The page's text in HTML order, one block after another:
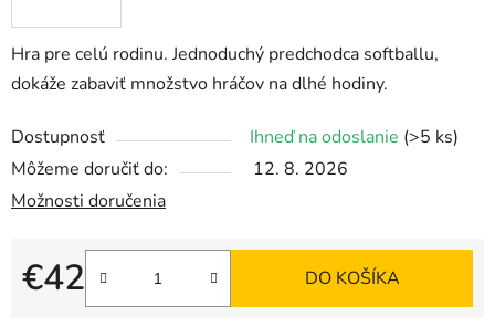
Hra pre celú rodinu. Jednoduchý predchodca softballu,
dokáže zabaviť množstvo hráčov na dlhé hodiny.
Dostupnosť Ihneď na odoslanie (>5 ks)
Môžeme doručiť do:
12. 8. 2026
Možnosti doručenia
€42
Jednotková cena:
DO KOŠÍKA